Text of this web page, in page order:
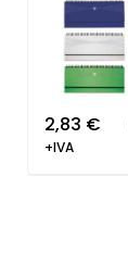
2,83 €
+IVA